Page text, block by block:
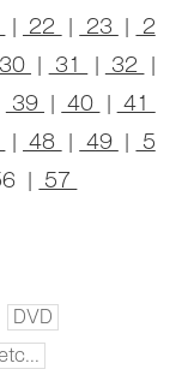
22 23
2
30 31 32
39 40
41
48 49
5
| 57
DVD